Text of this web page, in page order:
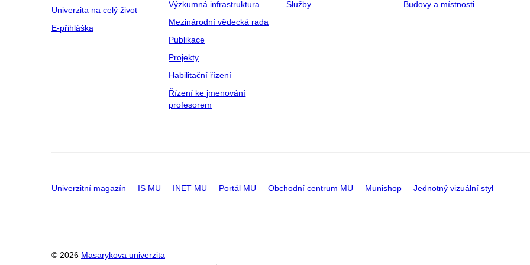
Univerzita na celý život
E-přihláška
Výzkumná infrastruktura
Mezinárodní vědecká rada
Publikace
Projekty
Habilitační řízení
Řízení ke jmenování
profesorem
Služby
Budovy a místnosti
Univerzitní magazín IS MU INET MU Portál MU Obchodní centrum MU Munishop Jednotný vizuální styl
© 2026 Masarykova univerzita